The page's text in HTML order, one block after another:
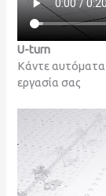
U-turn
Κάντε
εργασία σας